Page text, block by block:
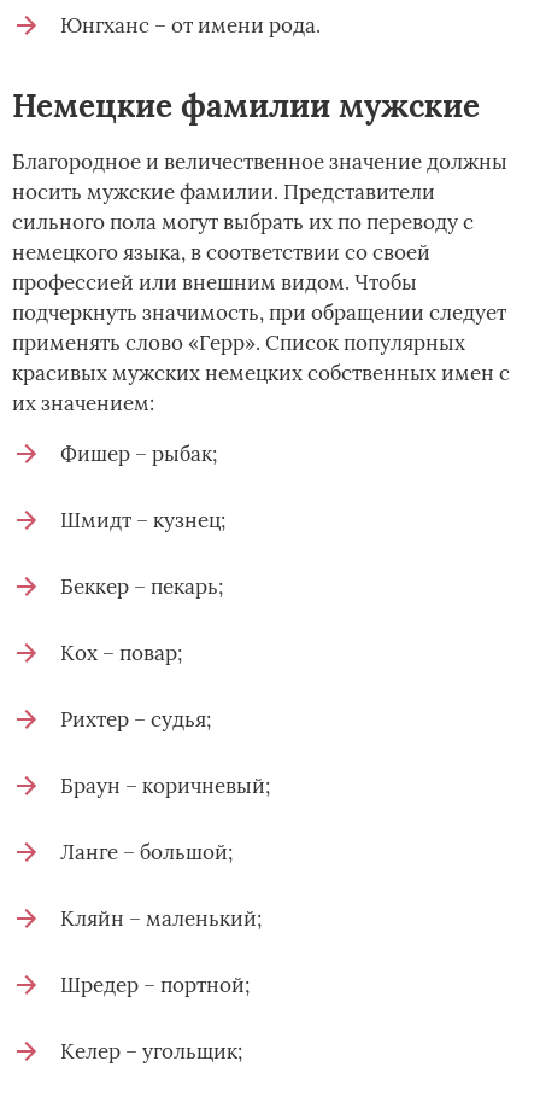
Юнгханс – от имени рода.
Немецкие фамилии мужские
Благородное и величественное значение должны
носить мужские фамилии. Представители
сильного пола могут выбрать их по переводу с
немецкого языка, в соответствии со своей
профессией или внешним видом. Чтобы
подчеркнуть значимость, при обращении следует
применять слово «Герр». Список популярных
красивых мужских немецких собственных имен с
их значением:
Фишер – рыбак;
Шмидт – кузнец;
Беккер – пекарь;
Кох – повар;
Рихтер – судья;
Браун – коричневый;
Ланге – большой;
Кляйн – маленький;
Шредер – портной;
Келер – угольщик;